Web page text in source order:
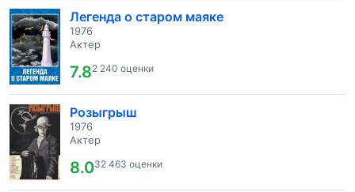
Легенда о старом маяке
1976
Актер
7.82 240 оценки
Розыгрыш
1976
Актер
8.032 463 оценки